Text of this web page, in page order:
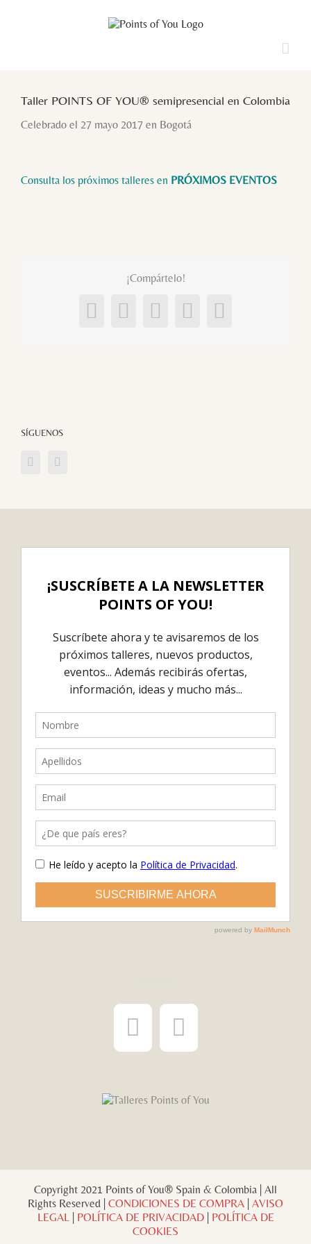
más
grande
Taller POINTS OF YOU® semipresencial en Colombia
Celebrado el 27 mayo 2017 en Bogotá
Consulta los próximos talleres en PRÓXIMOS EVENTOS
¡Compártelo!
Facebook
X LinkedIn
Pinterest
Correo
SÍGUENOS
Copyright 2021 Points of You® Spain & Colombia | All
Rights Reserved | CONDICIONES DE COMPRA AVISO
LEGAL| POLÍTICA DE PRIVACIDAD| POLÍTICA DE
COOKIES